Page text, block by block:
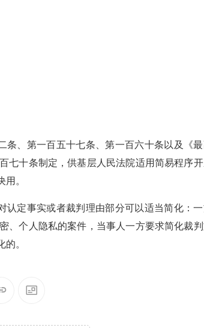
条、第一百五十七条、第一百六十条以及《
七十条制定，供基层人民法院适用简易程序
。
认定事实或者裁判理由部分可以适当简化：
、个人隐私的案件，当事人一方要求简化裁
。